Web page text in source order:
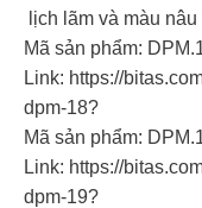
lịch lãm và màu
Mã sản phẩm:
Link: https://
dpm-18?
Mã sản phẩm:
Link: https://
dpm-19?